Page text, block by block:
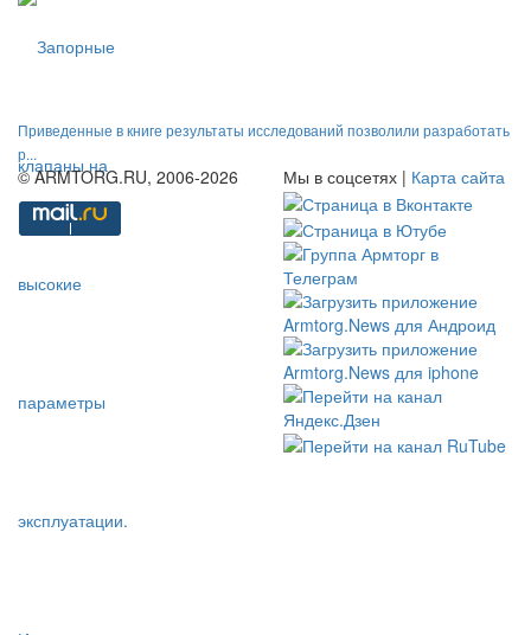
Приведенные в книге результаты исследований позволили разработать
р...
© ARMTORG.RU, 2006-2026 Мы в соцсетях | Карта сайта